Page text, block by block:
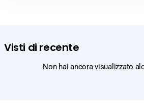
Visti di recente
Non hai ancora visualizzato